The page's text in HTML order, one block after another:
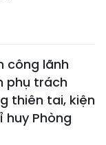
công lãnh
phụ trách
thiên tai, kiện
huy Phòng